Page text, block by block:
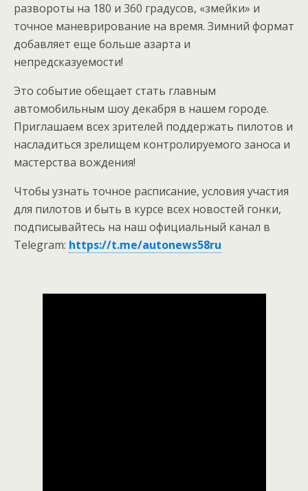
развороты на 180 и 360 градусов, «змейки» и
точное маневрирование на время. Зимний формат
добавляет еще больше азарта и
непредсказуемости!
Это событие обещает стать главным
автомобильным шоу декабря в нашем городе.
Приглашаем всех зрителей поддержать пилотов и
насладиться зрелищем контролируемого заноса и
мастерства вождения!
Чтобы узнать точное расписание, условия участия
для пилотов и быть в курсе всех новостей гонки,
подписывайтесь на наш официальный канал в
Telegram: https://t.me/autonews58ru